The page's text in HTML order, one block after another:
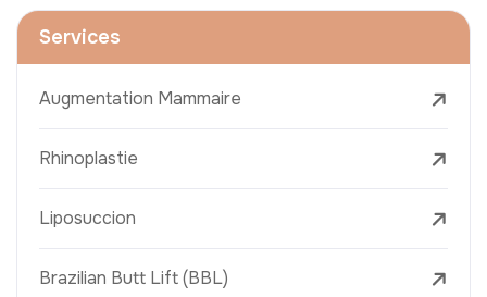
Services
Augmentation Mammaire
Rhinoplastie
Liposuccion
Brazilian Butt Lift (BBL)